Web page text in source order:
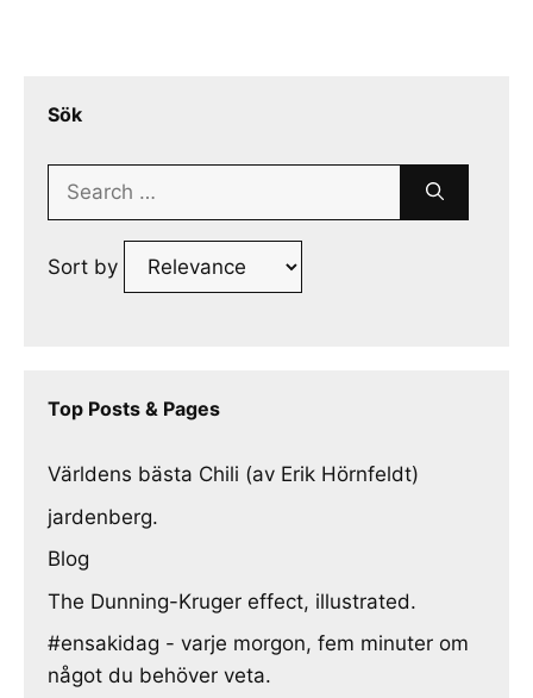
Sök
Search
Sort by
Top Posts & Pages
Världens bästa Chili (av Erik Hörnfeldt)
jardenberg.
Blog
The Dunning-Kruger effect, illustrated.
#ensakidag - varje morgon, fem minuter om
något du behöver veta.